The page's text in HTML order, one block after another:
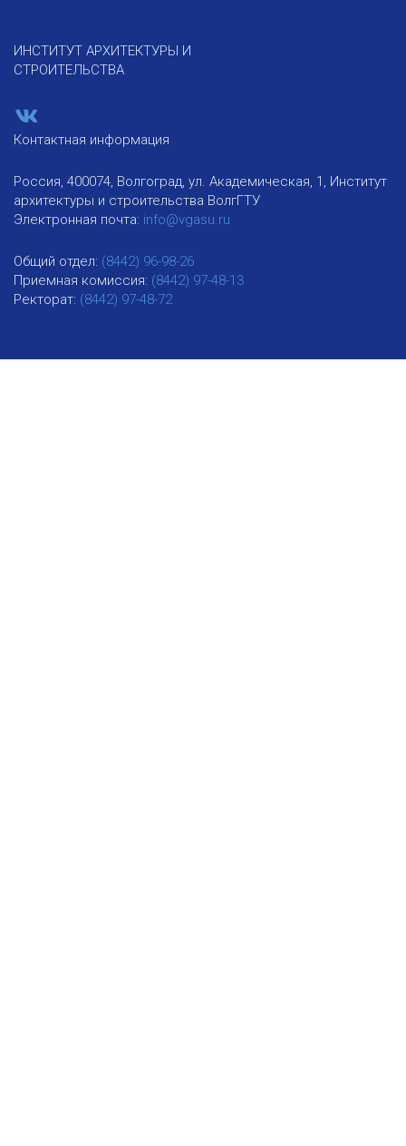
ИНСТИТУТ АРХИТЕКТУРЫ И
СТРОИТЕЛЬСТВА
Контактная информация
Россия, 400074, Волгоград, ул. Академическая, 1, Институт
архитектуры и строительства ВолгГТУ
Электронная почта: info@vgasu.ru
Общий отдел: (8442) 96-98-26
Приемная комиссия: (8442) 97-48-13
Ректорат: (8442) 97-48-72